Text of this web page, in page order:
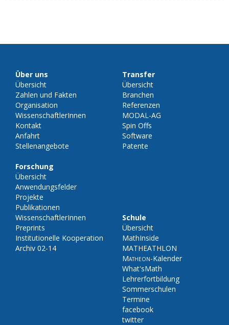
Über uns
Übersicht
Zahlen und Fakten
Organisation
WissenschaftlerInnen
Kontakt
Anfahrt
Stellenangebote
Forschung
Übersicht
Anwendungsfelder
Projekte
Publikationen
WissenschaftlerInnen
Preprints
Institutionelle Kooperation
Archiv 02-14
Transfer
Übersicht
Branchen
Referenzen
MODAL-AG
Spin Offs
Software
Patente
Schule
Übersicht
MathInside
MATHEATHLON
Matheon-Kalender
What'sMath
Lehrerfortbildung
Sommerschulen
Termine
facebook
twitter